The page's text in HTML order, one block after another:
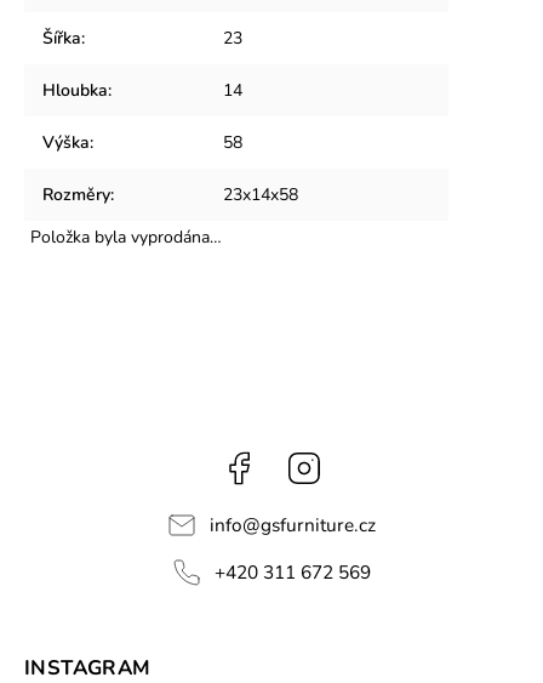
Šířka: 23
Hloubka: 14
Výška: 58
Rozměry:
23x14x58
Položka byla vyprodána…
Facebook
info@gsfurniture.cz
+420 311 672 569
INSTAGRAM